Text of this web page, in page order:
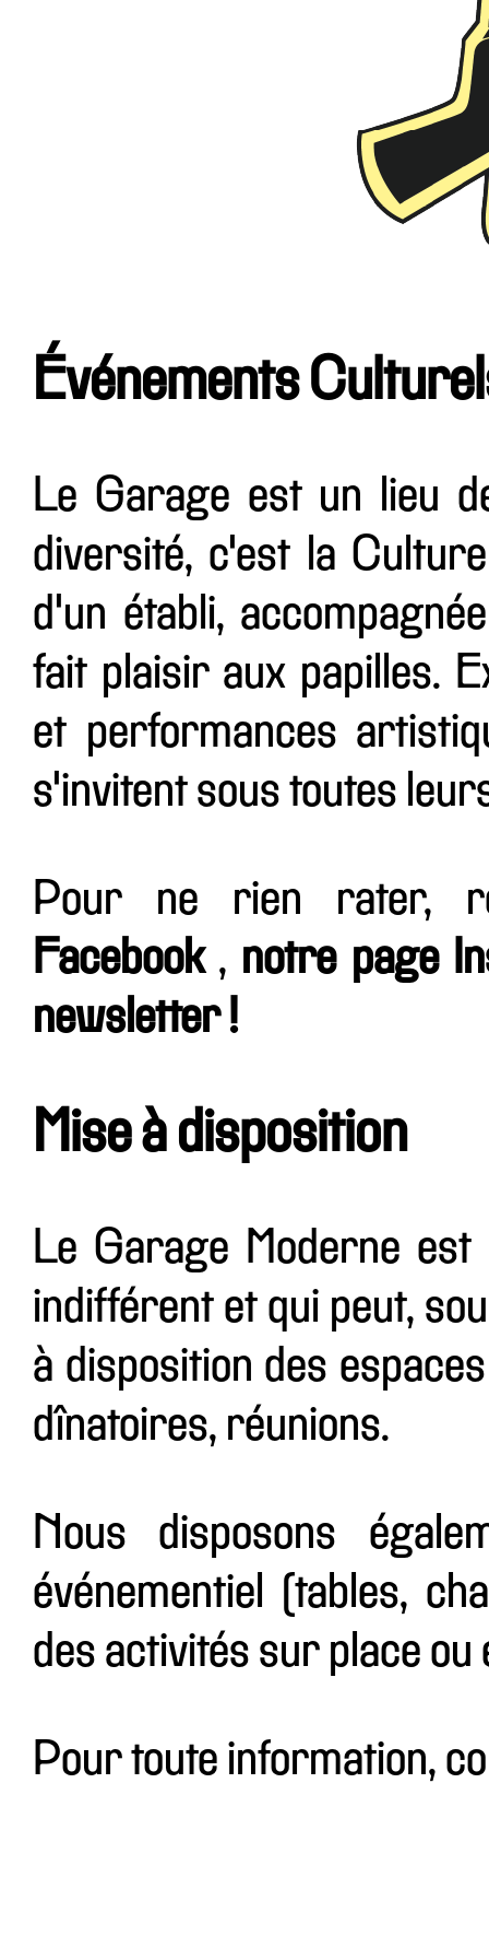
Événements
Le Garage est un lieu
diversité, c'est la
d'un établi,
fait plaisir aux papilles.
et performances
s'invitent sous toutes
Pour ne rien rater,
Facebook , notre page
newsletter !
Mise à disposition
Le Garage Moderne
indifférent et qui peut,
à disposition des
dînatoires, réunions.
Nous disposons
événementiel (tables,
des activités sur place
Pour toute information,